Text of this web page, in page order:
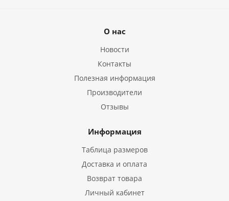
О нас
Новости
Контакты
Полезная информация
Производители
Отзывы
Информация
Таблица размеров
Доставка и оплата
Возврат товара
Личный кабинет